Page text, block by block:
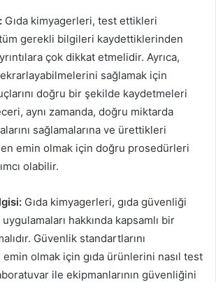
Gıda kimyagerleri, test ettikleri
gerekli bilgileri kaydettiklerinden
çok dikkat etmelidir. Ayrıca,
sağlamak için
doğru bir şekilde kaydetmeleri
aynı zamanda, doğru miktarda
sağlamalarına ve ürettikleri
emin olmak için doğru prosedürleri
olabilir.
Gıda kimyagerleri, gıda güvenliği
hakkında kapsamlı bir
Güvenlik standartlarını
emin olmak için gıda ürünlerini nasıl test
ile ekipmanlarının güvenliğini